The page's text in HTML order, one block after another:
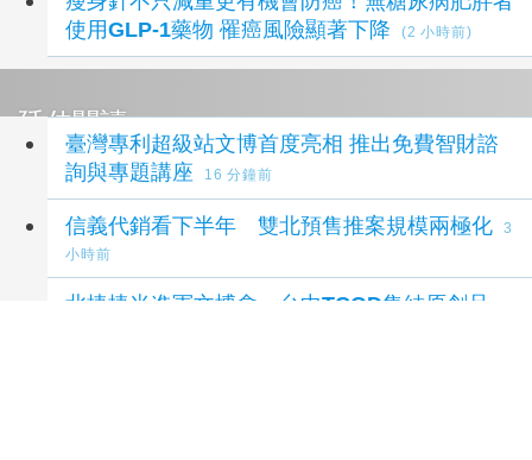
使用GLP-1藥物 罹癌風險顯著下降
(2 小時前)
延伸閱讀
臺灣專利超級站文博首度亮相 推出免費智財諮
詢與專題講座
16 分鐘前
信義代銷看下半年 雙北預售推案規模兩極化
3
小時前
北捷捷米進軍文博會 台中TCOD集結原創品